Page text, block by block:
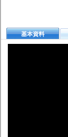
基本資料